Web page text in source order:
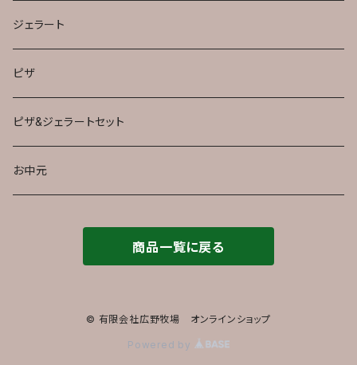
ジェラート
ピザ
ピザ&ジェラートセット
お中元
商品一覧に戻る
© 有限会社広野牧場 オンラインショップ
Powered by